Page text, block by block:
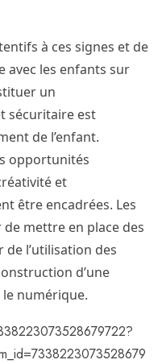
à ces signes et de
avec les enfants sur
un
sécuritaire est
de l’enfant.
opportunités
et
être encadrées. Les
mettre en place des
l’utilisation des
d’une
numérique.